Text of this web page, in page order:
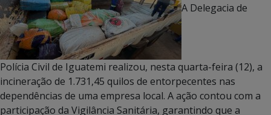
A Delegacia de
Polícia Civil de Iguatemi realizou, nesta quarta-feira (12), a
incineração de 1.731,45 quilos de entorpecentes nas
dependências de uma empresa local. A ação contou com a
participação da Vigilância Sanitária, garantindo que a